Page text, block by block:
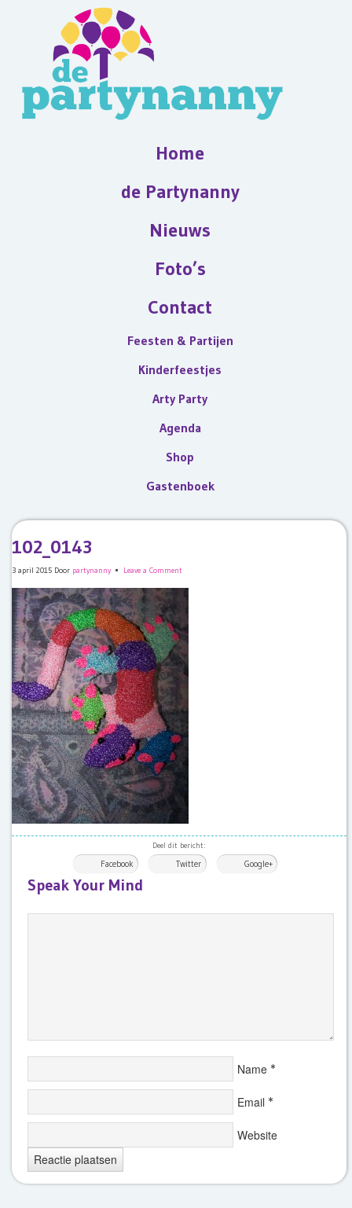
Home
de Partynanny
Nieuws
Foto’s
Contact
Feesten & Partijen
Kinderfeestjes
Arty Party
Agenda
Shop
Gastenboek
102_0143
3 april 2015 Door partynanny Leave a Comment
Deel dit bericht:
Facebook Twitter Google+
Speak Your Mind
Name *
Email *
Website